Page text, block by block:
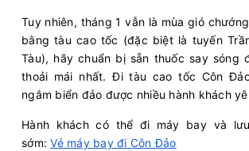
Tuy nhiên, tháng 1 vẫn là mùa gió
bằng tàu cao tốc (đặc biệt là tuyến
Tàu), hãy chuẩn bị sẵn thuốc say sóng
thoải mái nhất. Đi tàu cao tốc Côn
ngắm biển đảo được nhiều hành khách
Hành khách có thể đi máy bay và
sớm:Vé máy bay đi Côn Đảo